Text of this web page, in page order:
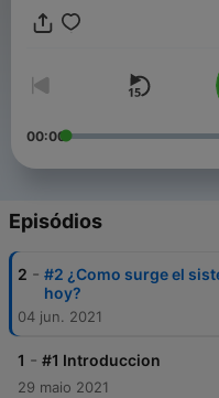
00:00
Episódios
2 - #2 ¿Como surge el
hoy?
04 jun. 2021
1 - #1 Introduccion
29 maio 2021